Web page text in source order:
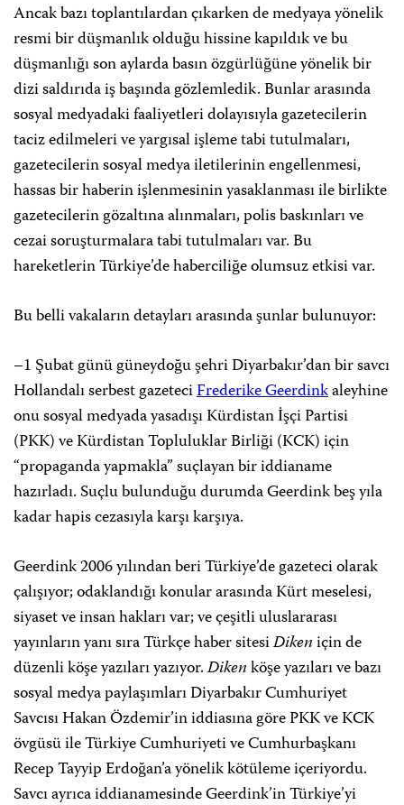
Ancak bazı toplantılardan çıkarken de medyaya yönelik
resmi bir düşmanlık olduğu hissine kapıldık ve bu
düşmanlığı son aylarda basın özgürlüğüne yönelik bir
dizi saldırıda iş başında gözlemledik. Bunlar arasında
sosyal medyadaki faaliyetleri dolayısıyla gazetecilerin
taciz edilmeleri ve yargısal işleme tabi tutulmaları,
gazetecilerin sosyal medya iletilerinin engellenmesi,
hassas bir haberin işlenmesinin yasaklanması ile birlikte
gazetecilerin gözaltına alınmaları, polis baskınları ve
cezai soruşturmalara tabi tutulmaları var. Bu
hareketlerin Türkiye’de haberciliğe olumsuz etkisi var.
Bu belli vakaların detayları arasında şunlar bulunuyor:
–1 Şubat günü güneydoğu şehri Diyarbakır’dan bir savcı
Hollandalı serbest gazeteciFrederike Geerdinkaleyhine
onu sosyal medyada yasadışı Kürdistan İşçi Partisi
(PKK) ve Kürdistan Topluluklar Birliği (KCK) için
“propaganda yapmakla” suçlayan bir iddianame
hazırladı. Suçlu bulunduğu durumda Geerdink beş yıla
kadar hapis cezasıyla karşı karşıya.
Geerdink 2006 yılından beri Türkiye’de gazeteci olarak
çalışıyor; odaklandığı konular arasında Kürt meselesi,
siyaset ve insan hakları var; ve çeşitli uluslararası
yayınların yanı sıra Türkçe haber sitesiDikeniçin de
düzenli köşe yazıları yazıyor.Dikenköşe yazıları ve bazı
sosyal medya paylaşımları Diyarbakır Cumhuriyet
Savcısı Hakan Özdemir’in iddiasına göre PKK ve KCK
övgüsü ile Türkiye Cumhuriyeti ve Cumhurbaşkanı
Recep Tayyip Erdoğan’a yönelik kötüleme içeriyordu.
Savcı ayrıca iddianamesinde Geerdink’in Türkiye’yi